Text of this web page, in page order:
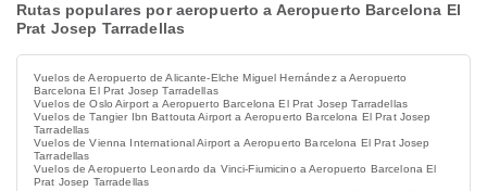
Rutas populares por aeropuerto a Aeropuerto Barcelona El
Prat Josep Tarradellas
Vuelos de Aeropuerto de Alicante-Elche Miguel Hernández a Aeropuerto
Barcelona El Prat Josep Tarradellas
Vuelos de Oslo Airport a Aeropuerto Barcelona El Prat Josep Tarradellas
Vuelos de Tangier Ibn Battouta Airport a Aeropuerto Barcelona El Prat Josep
Tarradellas
Vuelos de Vienna International Airport a Aeropuerto Barcelona El Prat Josep
Tarradellas
Vuelos de Aeropuerto Leonardo da Vinci-Fiumicino a Aeropuerto Barcelona El
Prat Josep Tarradellas